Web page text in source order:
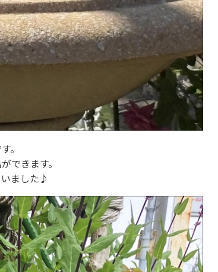
。
できます。
ました♪